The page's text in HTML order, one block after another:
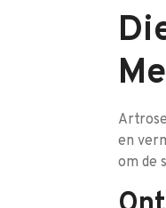
en
om de